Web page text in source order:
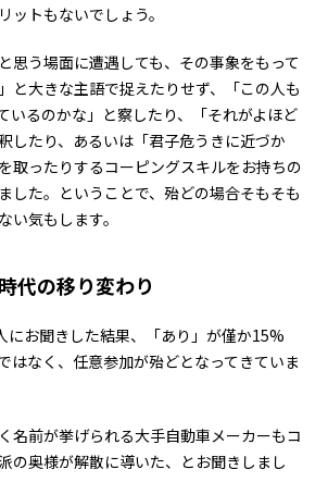
ットもないでしょう。
思う場面に遭遇しても、その事象をもって
と大きな主語で捉えたりせず、「この人も
いるのかな」と察したり、「それがよほど
したり、あるいは「君子危うきに近づか
取ったりするコーピングスキルをお持ちの
した。ということで、殆どの場合そもそも
い気もします。
代の移り変わり
にお聞きした結果、「あり」が僅か15%
はなく、任意参加が殆どとなってきていま
名前が挙げられる大手自動車メーカーもコ
の奥様が解散に導いた、とお聞きしまし